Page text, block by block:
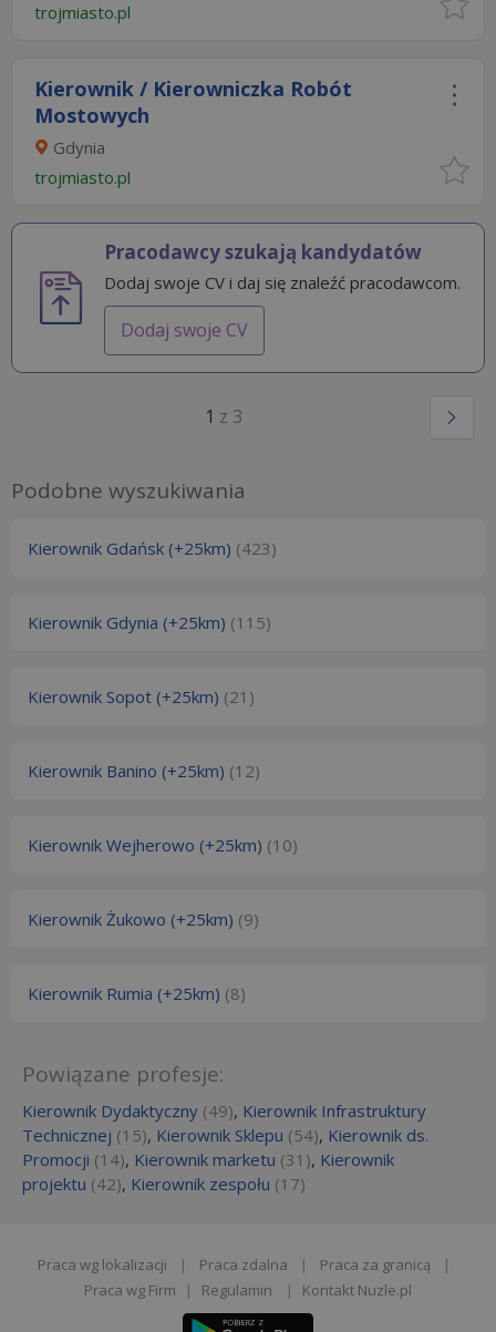
trojmiasto.pl
Kierownik / Kierowniczka Robót
Mostowych
Gdynia
trojmiasto.pl
Pracodawcy szukają kandydatów
Dodaj swoje CV i daj się znaleźć pracodawcom.
Dodaj swoje CV
1 z 3
Podobne wyszukiwania
Kierownik Gdańsk (+25km) (423)
Kierownik Gdynia (+25km) (115)
Kierownik Sopot (+25km) (21)
Kierownik Banino (+25km) (12)
Kierownik Wejherowo (+25km) (10)
Kierownik Żukowo (+25km) (9)
Kierownik Rumia (+25km) (8)
Powiązane profesje:
Kierownik Dydaktyczny (49), Kierownik Infrastruktury
Technicznej (15), Kierownik Sklepu (54), Kierownik ds.
Promocji (14), Kierownik marketu (31), Kierownik
projektu (42), Kierownik zespołu (17)
Praca wg lokalizacji | Praca zdalna | Praca za granicą
|
Praca wg Firm
| Regulamin | Kontakt Nuzle.pl